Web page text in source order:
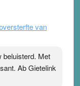
van
beluisterd. Met
Ab Gietelink